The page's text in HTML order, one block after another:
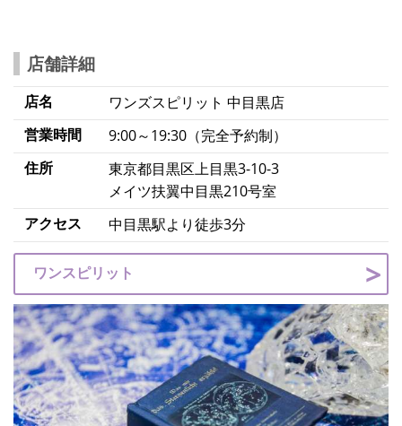
店舗詳細
店名
ワンズスピリット 中目黒店
営業時間
9:00～19:30（完全予約制）
住所
東京都目黒区上目黒3-10-3
メイツ扶翼中目黒210号室
アクセス
中目黒駅より徒歩3分
ワンスピリット